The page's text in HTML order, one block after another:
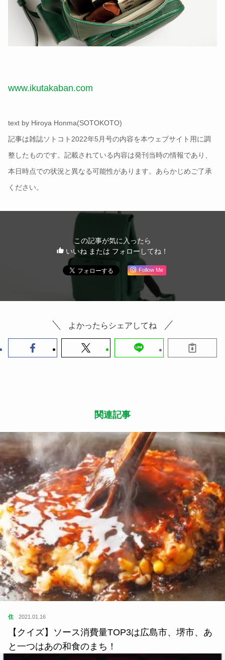
www.ikutakaban.com
text by Hiroya Honma(SOTOKOTO)
記事は雑誌ソトコト2022年5月号の内容を本ウェブサイト用に調
整したものです。記載されている内容は発刊当時の情報であり、
本日時点での状況と異なる可能性があります。あらかじめご了承
ください。
この記事が気に入ったら
いいね または フォローしてね！
Follow Me
よかったらシェアしてね
関連記事
住 2021.01.16
【クイズ】ソース消費量TOP3は広島市、堺市、あ
と一つはあの和食のまち！